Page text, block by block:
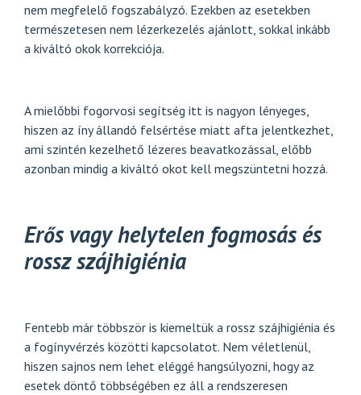
nem megfelelő fogszabályzó. Ezekben az esetekben
természetesen nem lézerkezelés ajánlott, sokkal inkább
a kiváltó okok korrekciója.
A mielőbbi fogorvosi segítség itt is nagyon lényeges,
hiszen az íny állandó felsértése miatt afta jelentkezhet,
ami szintén kezelhető lézeres beavatkozással, előbb
azonban mindig a kiváltó okot kell megszüntetni hozzá.
Erős vagy helytelen fogmosás és
rossz szájhigiénia
Fentebb már többször is kiemeltük a rossz szájhigiénia és
a fogínyvérzés közötti kapcsolatot. Nem véletlenül,
hiszen sajnos nem lehet eléggé hangsúlyozni, hogy az
esetek döntő többségében ez áll a rendszeresen